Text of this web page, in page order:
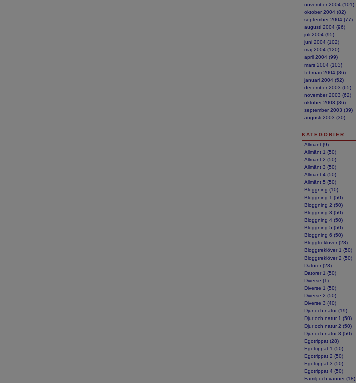
november 2004 (101)
oktober 2004 (82)
september 2004 (77)
augusti 2004 (96)
juli 2004 (95)
juni 2004 (102)
maj 2004 (120)
april 2004 (99)
mars 2004 (103)
februari 2004 (86)
januari 2004 (52)
december 2003 (65)
november 2003 (62)
oktober 2003 (36)
september 2003 (39)
augusti 2003 (30)
KATEGORIER
Allmänt (9)
Allmänt 1 (50)
Allmänt 2 (50)
Allmänt 3 (50)
Allmänt 4 (50)
Allmänt 5 (50)
Bloggning (10)
Bloggning 1 (50)
Bloggning 2 (50)
Bloggning 3 (50)
Bloggning 4 (50)
Bloggning 5 (50)
Bloggning 6 (50)
Bloggtreklöver (28)
Bloggtreklöver 1 (50)
Bloggtreklöver 2 (50)
Datorer (23)
Datorer 1 (50)
Diverse (1)
Diverse 1 (50)
Diverse 2 (50)
Diverse 3 (40)
Djur och natur (19)
Djur och natur 1 (50)
Djur och natur 2 (50)
Djur och natur 3 (50)
Egotrippat (28)
Egotrippat 1 (50)
Egotrippat 2 (50)
Egotrippat 3 (50)
Egotrippat 4 (50)
Familj och vänner (18)